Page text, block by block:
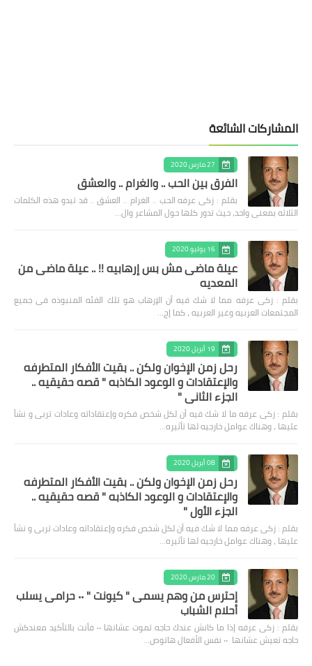
المشاركات الشائعة
27 مارس 2020
الفرق بين الحب .. والغرام .. والعشق
بقلم : زكى عرفه الحب .. الغرام .. العشق .. قد تبدو هذه الكلمات
الثلاثه بمعنى واحد، حيث تدور كلها حول المشاعر وال…
16 يوليو 2020
عيلة ماضى مش بس إرهابيه !! .. عيلة ماضى من
المعديه
بقلم : زكى عرفه مما لا شك فيه أن الإرهاب هو تلك الفئه المنبوذه فى جميع
المجتمعات العربيه وغير العربيه ، كما إج…
19 أبريل 2020
رحل زمن الإخوان ولكن .. بقيت الأفكار المتطرفه
والإعتقادات و الوعود الكاذبه " قصه حقيقيه ..
الجزء الثاني "
بقلم : زكى عرفه ‎ما لا شك فيه أن لكل شخص فكره وإعتقاداته وعادات تربى و نشأ
عليها ، وهناك عوامل خارجيه لها تأثيره…
08 أبريل 2020
رحل زمن الإخوان ولكن .. بقيت الأفكار المتطرفه
والإعتقادات و الوعود الكاذبه " قصه حقيقيه ..
الجزء الأول "
بقلم : زكى عرفه مما لا شك فيه أن لكل شخص فكره وإعتقاداته وعادات تربى و نشأ
عليها ، وهناك عوامل خارجيه لها تأثيره…
20 مارس 2020
إحترس من وهم يسمى " كيونت " ٠٠ حرامى يسلب
أحلام الشباب
بقلم : زكى عرفه ‎إذا ما كانش عندك حاجه تموت عشانها ٠٠ فأنت بالتأكيد معندكش
حاجه تعيش عشانها ٠٠ نفس الأفعال هاتوص…